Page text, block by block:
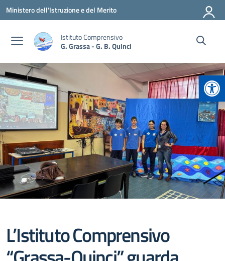
Vai ai contenuti
Vai al menu di navigazione
Vai al footer
Ministero dell'Istruzione e del Merito
Istituto Comprensivo
G. Grassa - G. B. Quinci
L’Istituto Comprensivo